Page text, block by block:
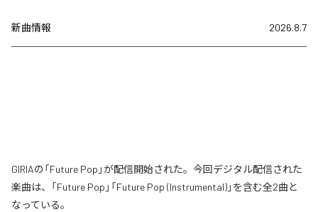
新曲情報 2026.8.7
GIRIAの「Future Pop」が配信開始された。今回デジタル配信された
楽曲は、「Future Pop」「Future Pop (Instrumental)」を含む全2曲と
なっている。